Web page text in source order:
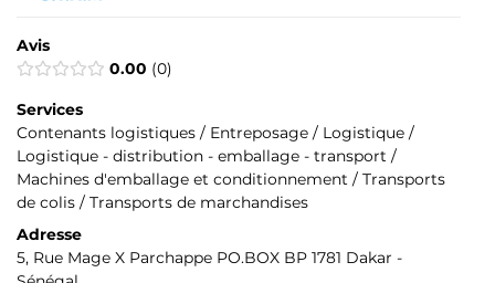
Avis
0.00 0
Services
Contenants logistiques / Entreposage / Logistique /
Logistique - distribution - emballage - transport /
Machines d'emballage et conditionnement / Transports
de colis / Transports de marchandises
Adresse
5, Rue Mage X Parchappe PO.BOX BP 1781 Dakar -